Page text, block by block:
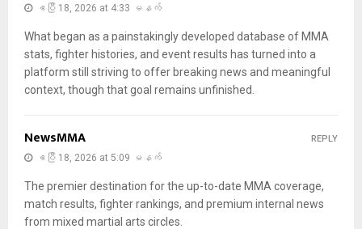
ဧပြီ 18, 2026 at 4:33 မနက်
What began as a painstakingly developed database of MMA
stats, fighter histories, and event results has turned into a
platform still striving to offer breaking news and meaningful
context, though that goal remains unfinished.
NewsMMA
ဧပြီ 18, 2026 at 5:09 မနက်
The premier destination for the up-to-date MMA coverage,
match results, fighter rankings, and premium internal news
from mixed martial arts circles.
REPLY